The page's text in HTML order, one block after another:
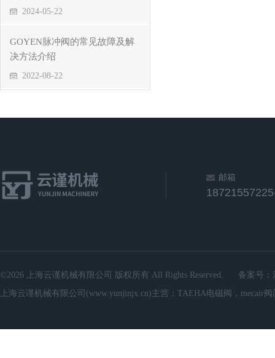
2024-05-22
GOYEN脉冲阀的常见故障及解
决方法介绍
2022-08-22
邮箱
©2026 上海云谨机械有限公司 版权所有 All Rights Reserved. 备案号：
上海云谨机械有限公司(www.yunjinjx.cn)主营：TAEHA电磁阀，mecair